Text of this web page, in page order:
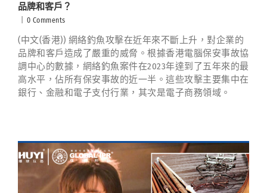
品牌和客戶？
0 Comments
(中文(香港)) 網絡釣魚攻擊在近年來不斷上升，對企業的
品牌和客戶造成了嚴重的威脅。根據香港電腦保安事故協
調中心的數據，網絡釣魚案件在2023年達到了五年來的最
高水平，佔所有保安事故的近一半。這些攻擊主要集中在
銀行、金融和電子支付行業，其次是電子商務領域。